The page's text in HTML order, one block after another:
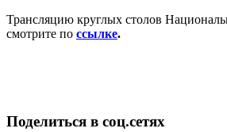
Трансляцию круглых столов
смотрите по ссылке.
Поделиться в соц.сетях